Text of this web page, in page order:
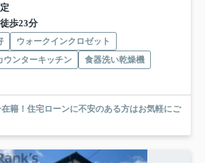
歩23分
ウォークインクロゼット
ウンターキッチン
食器洗い乾燥機
籍！住宅ローンに不安のある方はお気軽にご